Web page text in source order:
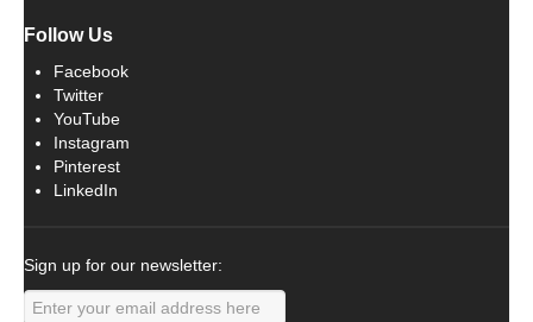
Follow Us
Facebook
Twitter
YouTube
Instagram
Pinterest
LinkedIn
Sign up for our newsletter: